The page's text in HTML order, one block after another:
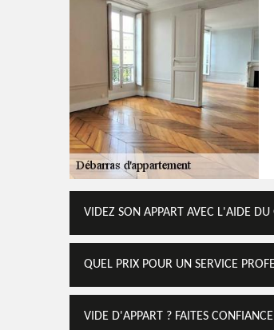
VIDEZ SON APPART AVEC L'AIDE
QUEL PRIX POUR UN SERVICE
VIDE D'APPART ? FAITES